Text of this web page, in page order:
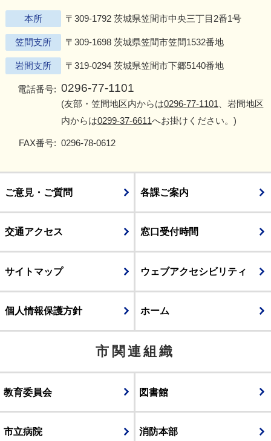
本所 〒309-1792 茨城県笠間市中央三丁目2番1号
笠間支所 〒309-1698 茨城県笠間市笠間1532番地
岩間支所 〒319-0294 茨城県笠間市下郷5140番地
電話番号: 0296-77-1101
(友部・笠間地区内からは0296-77-1101 、岩間地区
内からは0299-37-6611へお掛けください。)
FAX番号: 0296-78-0612
ご意見・ご質問 各課ご案内
交通アクセス 窓口受付時間
サイトマップ ウェブアクセシビリティ
個人情報保護方針 ホーム
市関連組織
教育委員会 図書館
市立病院 消防本部